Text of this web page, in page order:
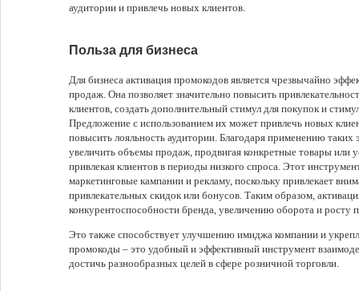
аудитории и привлечь новых клиентов.
Польза для бизнеса
Для бизнеса активация промокодов является чрезвычайно
продаж. Она позволяет значительно повысить
клиентов, создать дополнительный стимул для покупок и
Предложение с использованием их может привлечь новых
повысить лояльность аудитории. Благодаря применению таких
увеличить объемы продаж, продвигая конкретные товары или
привлекая клиентов в периоды низкого спроса. Этот
маркетинговые кампании и рекламу, поскольку привлекает
привлекательных скидок или бонусов. Таким образом,
конкурентоспособности бренда, увеличению оборота и росту
Это также способствует улучшению имиджа компании и
промокоды – это удобный и эффективный инструмент
достичь разнообразных целей в сфере розничной торговли.